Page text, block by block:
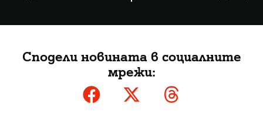
Сподели новината в социалните
мрежи: